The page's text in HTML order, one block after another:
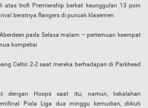
atas trofi Premiership berkat keunggulan 13 poin
beratnya Rangers di puncak klasemen.
pada Selasa malam – pertemuan keempat
kompetisi
Celtic 2-2 saat mereka berhadapan di Parkhead
dengan Hoops saat itu; namun, kekalahan
Piala Liga dua minggu kemudian, diikuti